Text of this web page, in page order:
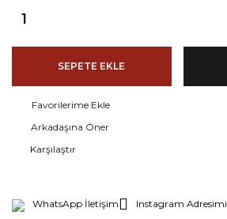
SEPETE EKLE
Arkadaşına Öner
Karşılaştır
WhatsApp İletişim Instagram Adresimi